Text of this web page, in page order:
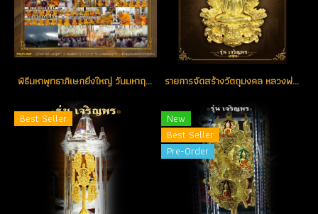
พิธีมหาพุทธาภิเษกยิ่งใหญ่ วันมหาฤกษ์ มหามงคล แห่งปี วันเสาร์ที่ 5 เดือน 5 ปี 2555 ณ พระอุโบสถ วัดโสธรวรารามวรวิหาร รายการจัดสร้างวัตถุมงคล หลวงพ่อโสธร รุ่น เจริญพร
Best Seller
New
Best Seller
Pre-Order